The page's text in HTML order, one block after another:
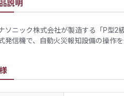
説明
ソニック株式会社が製造する「P型2
発信機で、自動火災報知設備の操作を